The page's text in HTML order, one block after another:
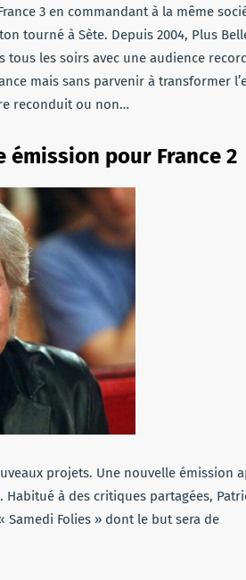
3 en commandant à la même
tourné à Sète. Depuis 2004, Plus
tous les soirs avec une audience
mais sans parvenir à transformer
reconduit ou non…
pour France 2
projets. Une nouvelle émission
Habitué à des critiques partagées,
Folies » dont le but sera de